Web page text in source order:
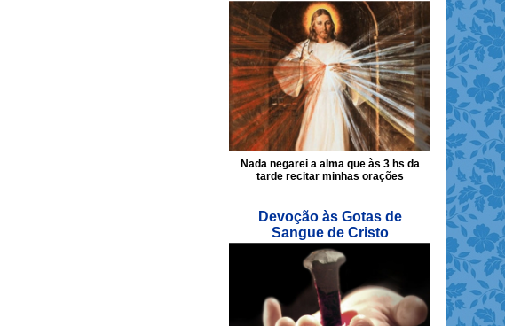
Nada negarei a alma que às 3 hs da
tarde recitar minhas orações
Devoção às Gotas de
Sangue de Cristo